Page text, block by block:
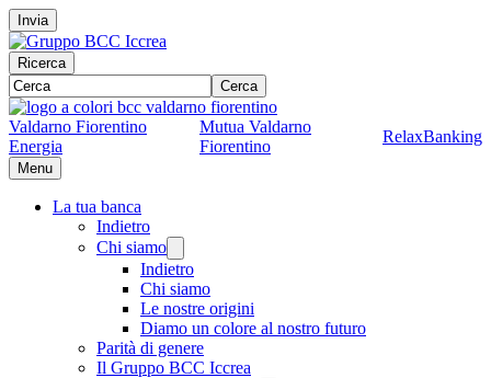
Invia
Ricerca
Cerca
Valdarno Fiorentino
Energia
Mutua Valdarno
Fiorentino
RelaxBanking
Menu
La tua banca
Indietro
Chi siamo
Indietro
Chi siamo
Le nostre origini
Diamo un colore al nostro futuro
Parità di genere
Il Gruppo BCC Iccrea